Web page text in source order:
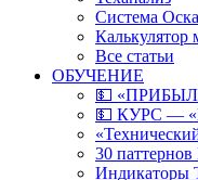
Система
Калькулятор
Все статьи
ОБУЧЕНИЕ
💵
💵 КУРС —
30
Индикаторы